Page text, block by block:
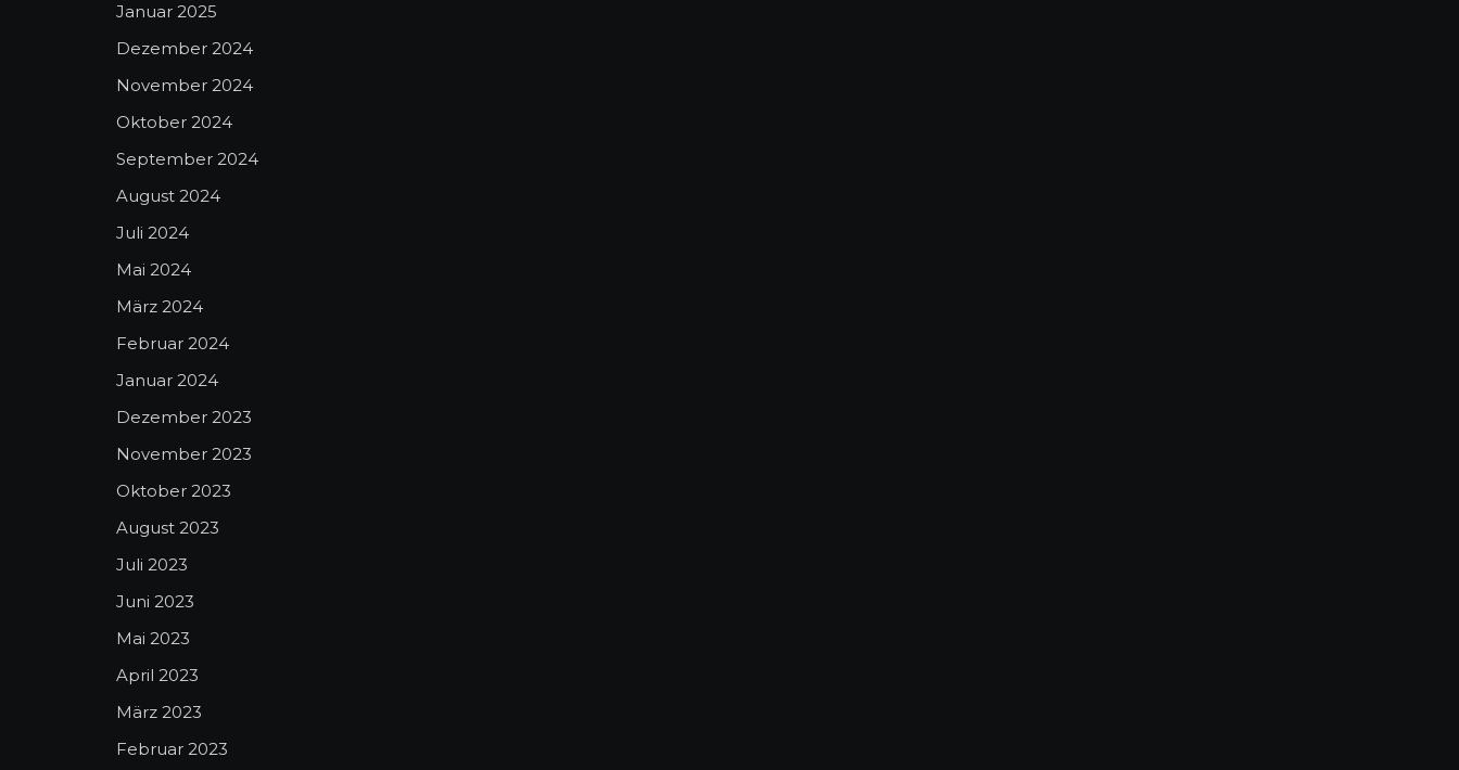
Januar 2025
Dezember 2024
November 2024
Oktober 2024
September 2024
August 2024
Juli 2024
Mai 2024
März 2024
Februar 2024
Januar 2024
Dezember 2023
November 2023
Oktober 2023
August 2023
Juli 2023
Juni 2023
Mai 2023
April 2023
März 2023
Februar 2023